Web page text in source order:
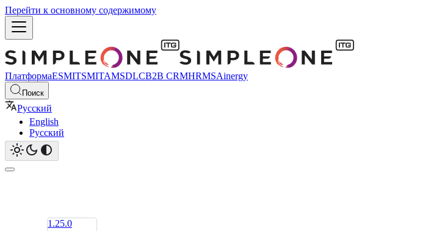
Перейти к основному содержимому
ПлатформаESMITSMITAMSDLCB2B CRMHRMSAinergy
Поиск
Русский
English
Русский
1.25.0